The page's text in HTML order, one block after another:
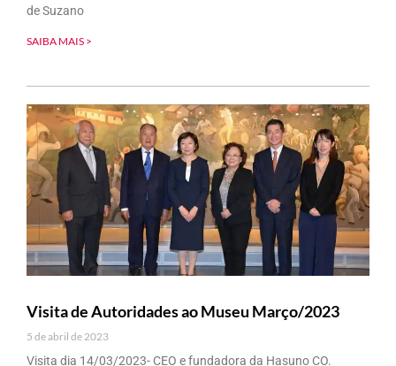
de Suzano
SAIBA MAIS >
Visita de Autoridades ao Museu Março/2023
5 de abril de 2023
Visita dia 14/03/2023- CEO e fundadora da Hasuno CO.